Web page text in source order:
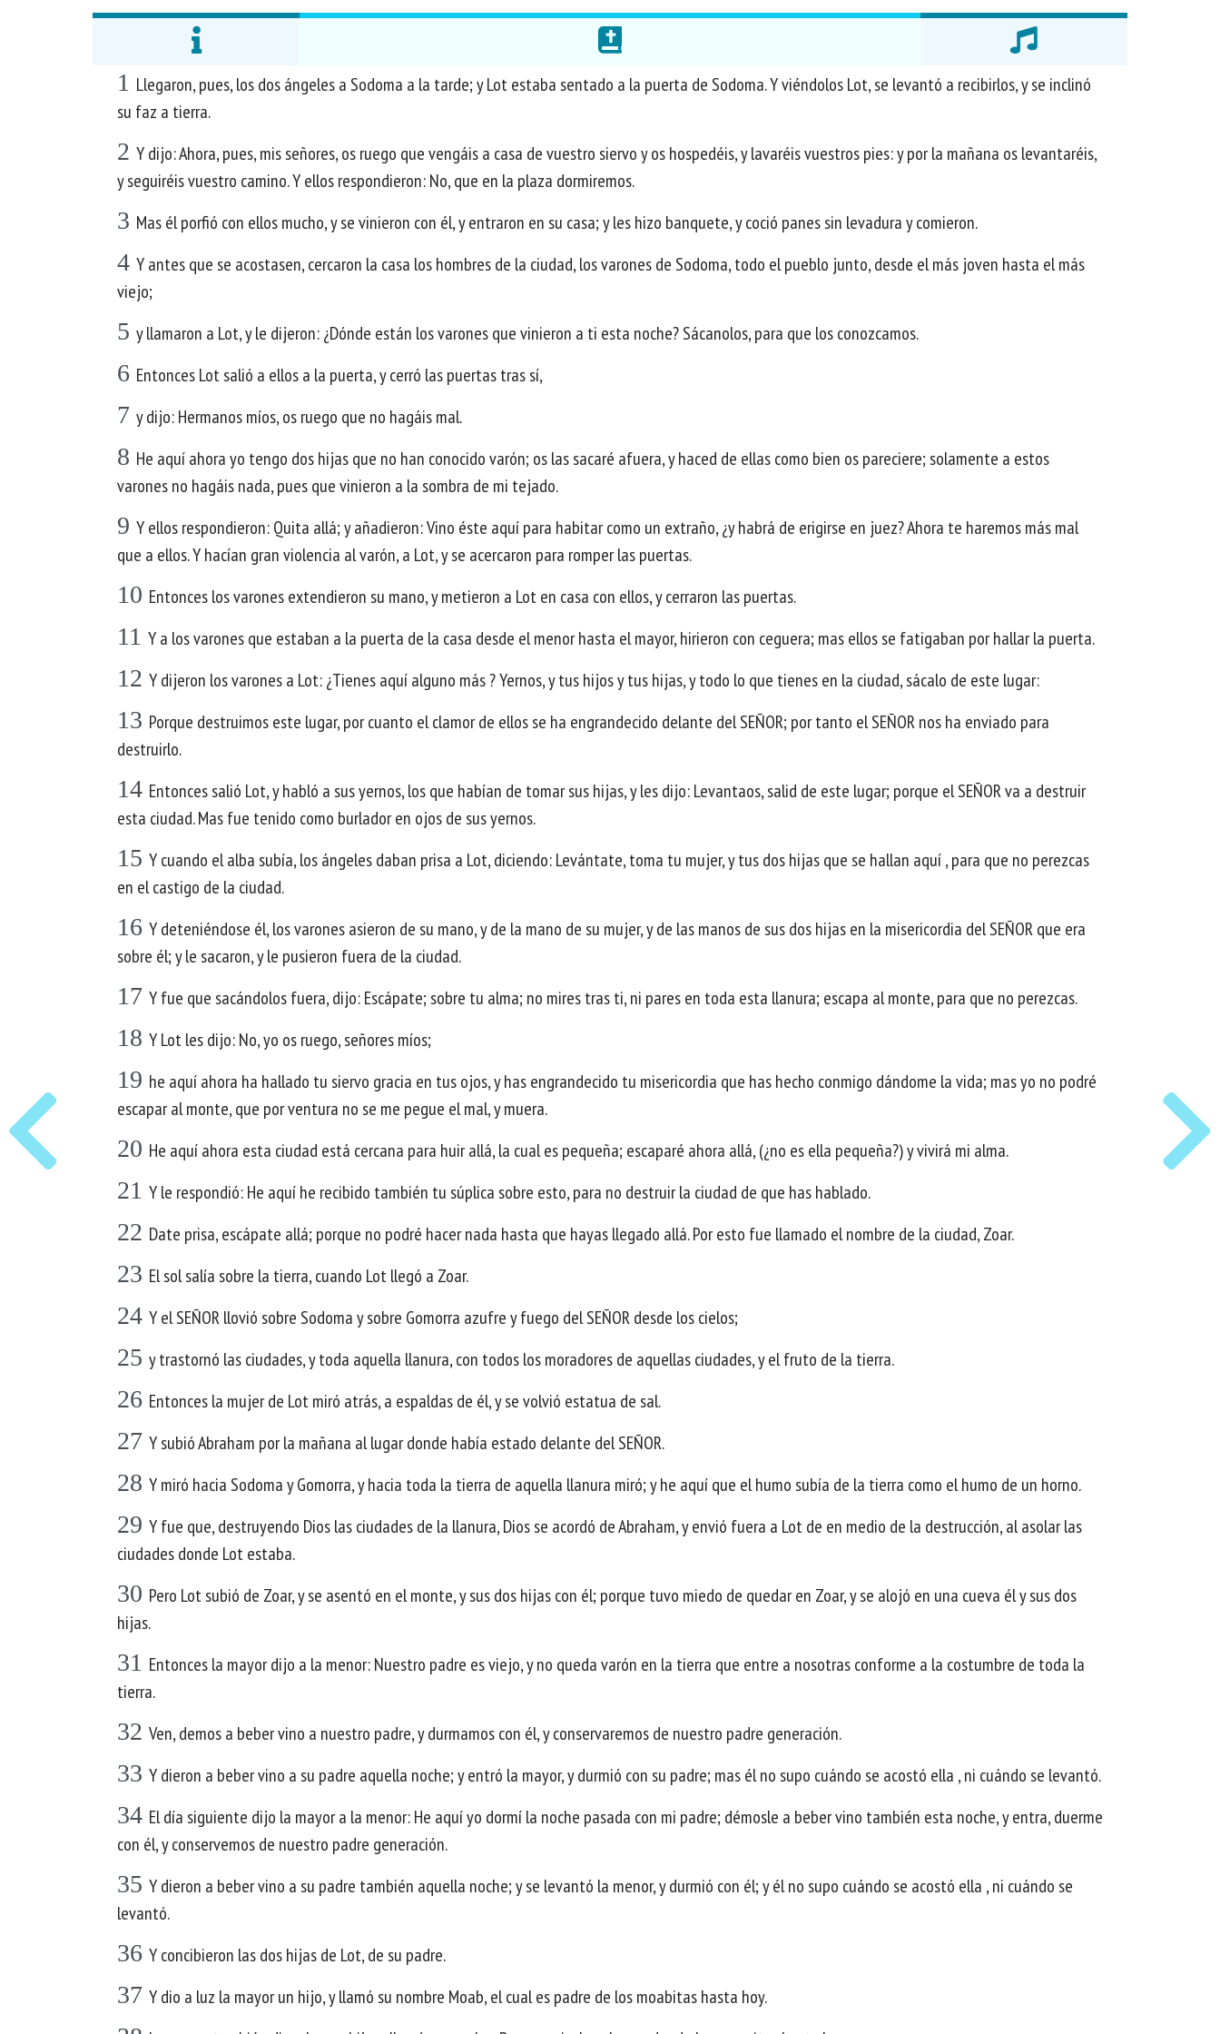
1 Llegaron, pues, los dos ángeles a Sodoma a la tarde; y Lot estaba sentado a la puerta de Sodoma. Y viéndolos Lot, se levantó a recibirlos, y se inclinó
su faz a tierra.
2 Y dijo: Ahora, pues, mis señores, os ruego que vengáis a casa de vuestro siervo y os hospedéis, y lavaréis vuestros pies: y por la mañana os levantaréis,
y seguiréis vuestro camino. Y ellos respondieron: No, que en la plaza dormiremos.
3 Mas él porfió con ellos mucho, y se vinieron con él, y entraron en su casa; y les hizo banquete, y coció panes sin levadura y comieron.
4 Y antes que se acostasen, cercaron la casa los hombres de la ciudad, los varones de Sodoma, todo el pueblo junto, desde el más joven hasta el más
viejo;
5 y llamaron a Lot, y le dijeron: ¿Dónde están los varones que vinieron a ti esta noche? Sácanolos, para que los conozcamos.
6 Entonces Lot salió a ellos a la puerta, y cerró las puertas tras sí,
7 y dijo: Hermanos míos, os ruego que no hagáis mal.
8 He aquí ahora yo tengo dos hijas que no han conocido varón; os las sacaré afuera, y haced de ellas como bien os pareciere; solamente a estos
varones no hagáis nada, pues que vinieron a la sombra de mi tejado.
9 Y ellos respondieron: Quita allá; y añadieron: Vino éste aquí para habitar como un extraño, ¿y habrá de erigirse en juez? Ahora te haremos más mal
que a ellos. Y hacían gran violencia al varón, a Lot, y se acercaron para romper las puertas.
10 Entonces los varones extendieron su mano, y metieron a Lot en casa con ellos, y cerraron las puertas.
11 Y a los varones que estaban a la puerta de la casa desde el menor hasta el mayor, hirieron con ceguera; mas ellos se fatigaban por hallar la puerta.
12 Y dijeron los varones a Lot: ¿Tienes aquí alguno más ? Yernos, y tus hijos y tus hijas, y todo lo que tienes en la ciudad, sácalo de este lugar:
13 Porque destruimos este lugar, por cuanto el clamor de ellos se ha engrandecido delante del SEÑOR; por tanto el SEÑOR nos ha enviado para
destruirlo.
14 Entonces salió Lot, y habló a sus yernos, los que habían de tomar sus hijas, y les dijo: Levantaos, salid de este lugar; porque el SEÑOR va a destruir
esta ciudad. Mas fue tenido como burlador en ojos de sus yernos.
15 Y cuando el alba subía, los ángeles daban prisa a Lot, diciendo: Levántate, toma tu mujer, y tus dos hijas que se hallan aquí , para que no perezcas
en el castigo de la ciudad.
16 Y deteniéndose él, los varones asieron de su mano, y de la mano de su mujer, y de las manos de sus dos hijas en la misericordia del SEÑOR que era
sobre él; y le sacaron, y le pusieron fuera de la ciudad.
17 Y fue que sacándolos fuera, dijo: Escápate; sobre tu alma; no mires tras ti, ni pares en toda esta llanura; escapa al monte, para que no perezcas.
18 Y Lot les dijo: No, yo os ruego, señores míos;
19 he aquí ahora ha hallado tu siervo gracia en tus ojos, y has engrandecido tu misericordia que has hecho conmigo dándome la vida; mas yo no podré
escapar al monte, que por ventura no se me pegue el mal, y muera.
20 He aquí ahora esta ciudad está cercana para huir allá, la cual es pequeña; escaparé ahora allá, (¿no es ella pequeña?) y vivirá mi alma.
21 Y le respondió: He aquí he recibido también tu súplica sobre esto, para no destruir la ciudad de que has hablado.
22 Date prisa, escápate allá; porque no podré hacer nada hasta que hayas llegado allá. Por esto fue llamado el nombre de la ciudad, Zoar.
23 El sol salía sobre la tierra, cuando Lot llegó a Zoar.
24 Y el SEÑOR llovió sobre Sodoma y sobre Gomorra azufre y fuego del SEÑOR desde los cielos;
25 y trastornó las ciudades, y toda aquella llanura, con todos los moradores de aquellas ciudades, y el fruto de la tierra.
26 Entonces la mujer de Lot miró atrás, a espaldas de él, y se volvió estatua de sal.
27 Y subió Abraham por la mañana al lugar donde había estado delante del SEÑOR.
28 Y miró hacia Sodoma y Gomorra, y hacia toda la tierra de aquella llanura miró; y he aquí que el humo subía de la tierra como el humo de un horno.
29 Y fue que, destruyendo Dios las ciudades de la llanura, Dios se acordó de Abraham, y envió fuera a Lot de en medio de la destrucción, al asolar las
ciudades donde Lot estaba.
30 Pero Lot subió de Zoar, y se asentó en el monte, y sus dos hijas con él; porque tuvo miedo de quedar en Zoar, y se alojó en una cueva él y sus dos
hijas.
31 Entonces la mayor dijo a la menor: Nuestro padre es viejo, y no queda varón en la tierra que entre a nosotras conforme a la costumbre de toda la
tierra.
32 Ven, demos a beber vino a nuestro padre, y durmamos con él, y conservaremos de nuestro padre generación.
33 Y dieron a beber vino a su padre aquella noche; y entró la mayor, y durmió con su padre; mas él no supo cuándo se acostó ella , ni cuándo se levantó.
34 El día siguiente dijo la mayor a la menor: He aquí yo dormí la noche pasada con mi padre; démosle a beber vino también esta noche, y entra, duerme
con él, y conservemos de nuestro padre generación.
35 Y dieron a beber vino a su padre también aquella noche; y se levantó la menor, y durmió con él; y él no supo cuándo se acostó ella , ni cuándo se
levantó.
36 Y concibieron las dos hijas de Lot, de su padre.
37 Y dio a luz la mayor un hijo, y llamó su nombre Moab, el cual es padre de los moabitas hasta hoy.